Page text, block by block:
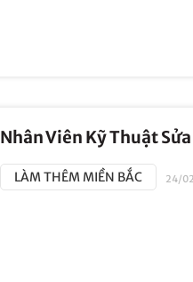
Nhân Viên Kỹ Thuật
LÀM THÊM MIỀN BẮC 24/